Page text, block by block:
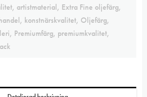
, artistmaterial, Extra Fine oljefärg,
, konstnärskvalitet, Oljefärg,
, Premiumfärg, premiumkvalitet,